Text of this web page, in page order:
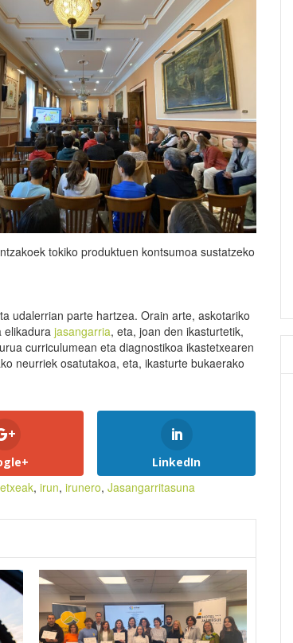
tokiko produktuen kontsumoa sustatzeko
udalerrian parte hartzea. Orain arte, askotariko
elikadura jasangarria, eta, joan den ikasturtetik,
curriculumean eta diagnostikoa ikastetxearen
neurriek osatutakoa, eta, ikasturte bukaerako
LinkedIn
, irun, irunero, Jasangarritasuna